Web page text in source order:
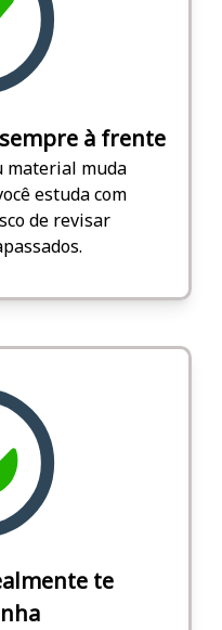
à frente
material muda
estuda com
de revisar
te